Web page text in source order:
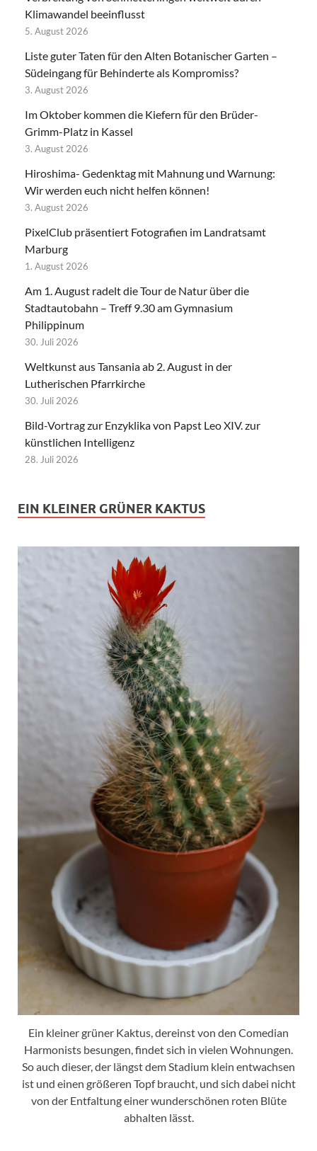
Klimawandel beeinflusst
5. August 2026
Liste guter Taten für den Alten Botanischer Garten –
Südeingang für Behinderte als Kompromiss?
3. August 2026
Im Oktober kommen die Kiefern für den Brüder-
Grimm-Platz in Kassel
3. August 2026
Hiroshima- Gedenktag mit Mahnung und Warnung:
Wir werden euch nicht helfen können!
3. August 2026
PixelClub präsentiert Fotografien im Landratsamt
Marburg
1. August 2026
Am 1. August radelt die Tour de Natur über die
Stadtautobahn – Treff 9.30 am Gymnasium
Philippinum
30. Juli 2026
Weltkunst aus Tansania ab 2. August in der
Lutherischen Pfarrkirche
30. Juli 2026
Bild-Vortrag zur Enzyklika von Papst Leo XIV. zur
künstlichen Intelligenz
28. Juli 2026
EIN KLEINER GRÜNER KAKTUS
Ein kleiner grüner Kaktus, dereinst von den Comedian
Harmonists besungen, findet sich in vielen Wohnungen.
So auch dieser, der längst dem Stadium klein entwachsen
ist und einen größeren Topf braucht, und sich dabei nicht
von der Entfaltung einer wunderschönen roten Blüte
abhalten lässt.